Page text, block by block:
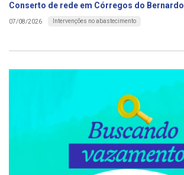
Conserto de rede em Córregos do Bernardo
07/08/2026 Intervenções no abastecimento